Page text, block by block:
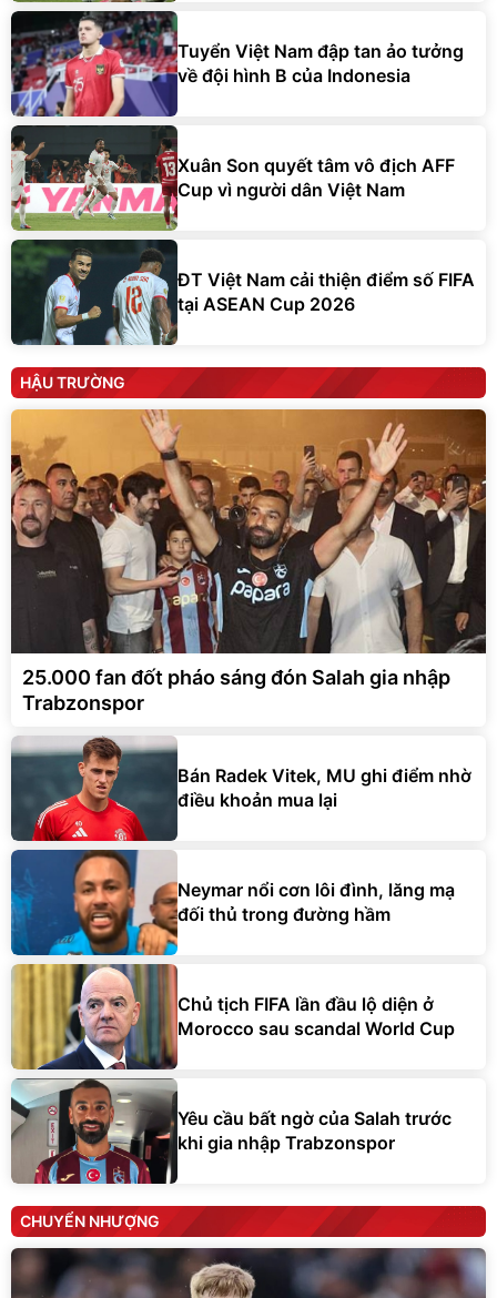
Tuyển Việt Nam đập tan ảo tưởng
về đội hình B của Indonesia
Xuân Son quyết tâm vô địch AFF
Cup vì người dân Việt Nam
ĐT Việt Nam cải thiện điểm số FIFA
tại ASEAN Cup 2026
HẬU TRƯỜNG
25.000 fan đốt pháo sáng đón Salah gia nhập
Trabzonspor
Bán Radek Vitek, MU ghi điểm nhờ
điều khoản mua lại
Neymar nổi cơn lôi đình, lăng mạ
đối thủ trong đường hầm
Chủ tịch FIFA lần đầu lộ diện ở
Morocco sau scandal World Cup
Yêu cầu bất ngờ của Salah trước
khi gia nhập Trabzonspor
CHUYỂN NHƯỢNG